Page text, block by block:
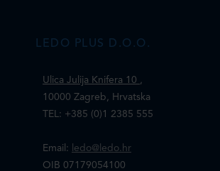
LEDO PLUS D.O.O.
Ulica Julija Knifera 10 ,
10000 Zagreb, Hrvatska
TEL: +385 (0)1 2385 555
Email:
ledo@ledo.hr
OIB 07179054100